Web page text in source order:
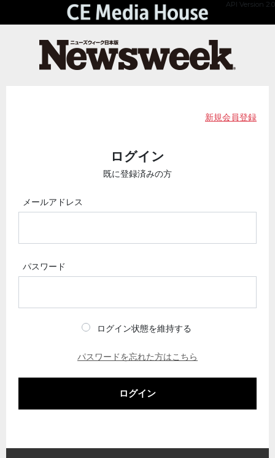
API Version 2.0
新規会員登録
ログイン
既に登録済みの方
メールアドレス
パスワード
ログイン状態を維持する
パスワードを忘れた方はこちら
ログイン